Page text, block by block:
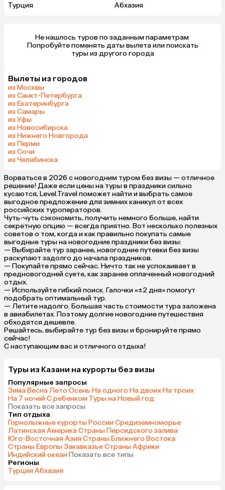
Турция Абхазия
Не нашлось туров по заданным параметрам
туры из другого города
Вылеты из городов
из Москвы
из Санкт-Петербурга
из Екатеринбурга
из Самары
из Уфы
из Новосибирска
из Нижнего Новгорода
из Перми
из Сочи
из Челябинска
Ворваться в 2026 с новогодним туром без визы — отличное
решение! Даже если цены на туры в праздники сильно
кусаются, Level.Travel поможет найти и выбрать самое
выгодное предложение для зимних каникул от всех
российских туроператоров.
Чуть-чуть сэкономить, получить немного больше, найти
секретную опцию — всегда приятно. Вот несколько полезных
советов о том, когда и как правильно покупать самые
выгодные туры на новогодние праздники без визы:
— Выбирайте тур заранее, новогодние путевки без визы
раскупают задолго до начала праздников.
— Покупайте прямо сейчас. Ничто так не успокаивает в
предновогодней суете, как заранее оплаченный новогодний
отдых.
— Используйте гибкий поиск. Галочки «±2 дня» помогут
подобрать оптимальный тур.
— Летите надолго. Большая часть стоимости тура заложена
в авиабилетах. Поэтому долгие новогодние путешествия
обходятся дешевле.
Решайтесь, выбирайте тур без визы и бронируйте прямо
сейчас!
С наступающим вас и отличного отдыха!
Туры из Казани на курорты без визы
Популярные запросы
Зима·Весна·Лето·Осень·На одного·На двоих·На троих·
На 7 ночей·С ребенком·Туры на Новый год·
Показать все запросы
Тип отдыха
Горнолыжные курорты России·Средиземноморье·
Латинская Америка·Страны Персидского залива·
Юго-Восточная Азия·Страны Ближнего Востока·
Страны Европы·Закавказье·Страны Африки·
Индийский океан·Показать все типы
Регионы
Турция·Абхазия